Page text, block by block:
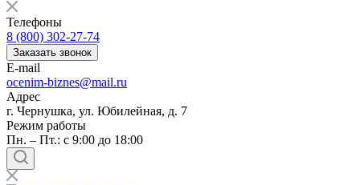
Телефоны
8 (800) 302-27-74
Заказать звонок
E-mail
ocenim-biznes@mail.ru
Адрес
г. Чернушка, ул. Юбилейная, д. 7
Режим работы
Пн. – Пт.: с 9:00 до 18:00